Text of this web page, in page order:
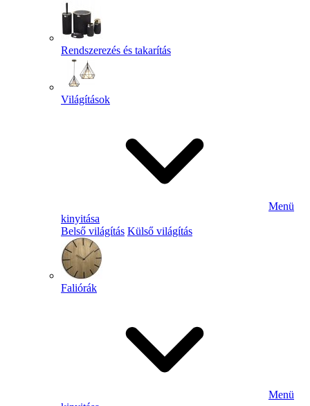
Rendszerezés és takarítás
Világítások
Menü
kinyitása
Belső világítás Külső világítás
Faliórák
Menü